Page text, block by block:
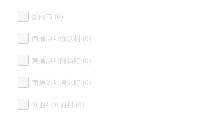
胎内市 (0)
西蒲原郡弥彦村 (0)
東蒲原郡阿賀町 (0)
南魚沼郡湯沢町 (0)
刈羽郡刈羽村 (0)